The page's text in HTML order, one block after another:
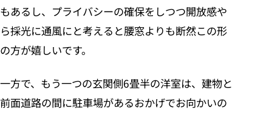
もあるし、プライバシーの確保をしつつ開放感や
ら採光に通風にと考えると腰窓よりも断然この形
の方が嬉しいです。
一方で、もう一つの玄関側6畳半の洋室は、建物と
前面道路の間に駐車場があるおかげでお向かいの